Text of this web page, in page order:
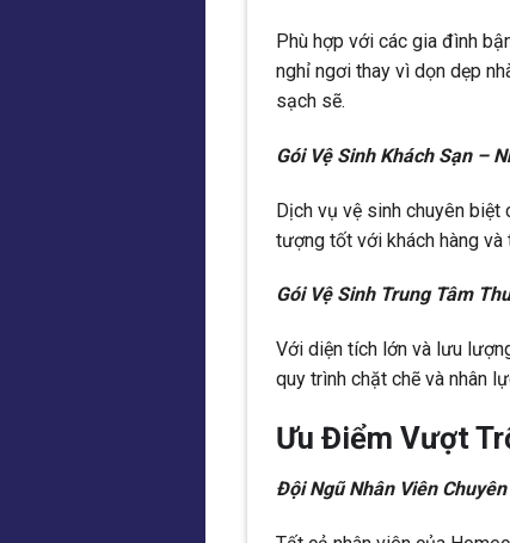
Phù hợp với các gia đình
nghỉ ngơi thay vì dọn dẹp
sạch sẽ.
Gói Vệ Sinh Khách Sạn –
Dịch vụ vệ sinh chuyên biệt
tượng tốt với khách hàng và
Gói Vệ Sinh Trung Tâm
Với diện tích lớn và lưu
quy trình chặt chẽ và nhân
Ưu Điểm Vượt
Đội Ngũ Nhân Viên